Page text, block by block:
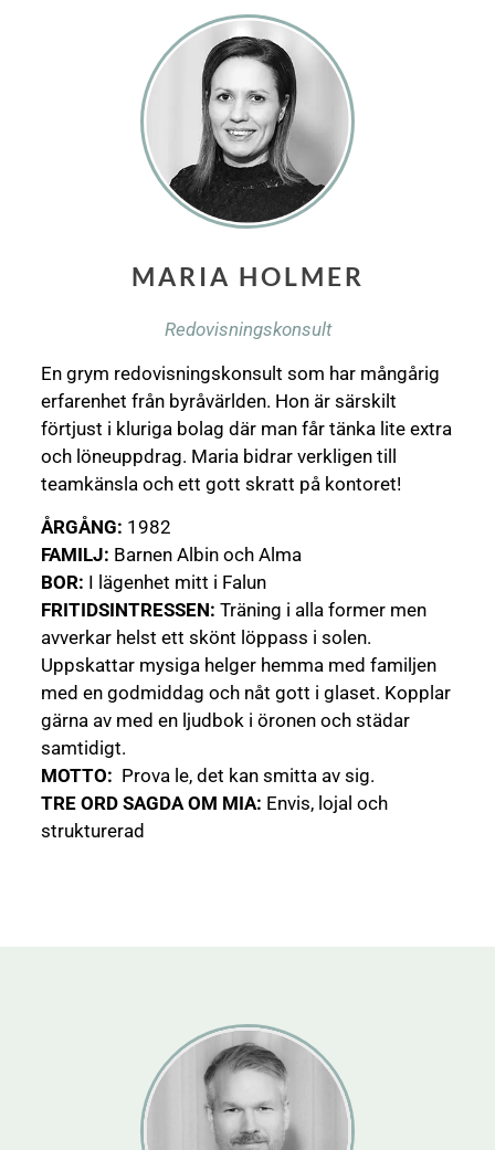
MARIA HOLMER
Redovisningskonsult
En grym redovisningskonsult som har mångårig
erfarenhet från byråvärlden. Hon är särskilt
förtjust i kluriga bolag där man får tänka lite extra
och löneuppdrag. Maria bidrar verkligen till
teamkänsla och ett gott skratt på kontoret!
ÅRGÅNG: 1982
FAMILJ: Barnen Albin och Alma
BOR: I lägenhet mitt i Falun
FRITIDSINTRESSEN: Träning i alla former men
avverkar helst ett skönt löppass i solen.
Uppskattar mysiga helger hemma med familjen
med en godmiddag och nåt gott i glaset. Kopplar
gärna av med en ljudbok i öronen och städar
samtidigt.
MOTTO: Prova le, det kan smitta av sig.
TRE ORD SAGDA OM MIA: Envis, lojal och
strukturerad